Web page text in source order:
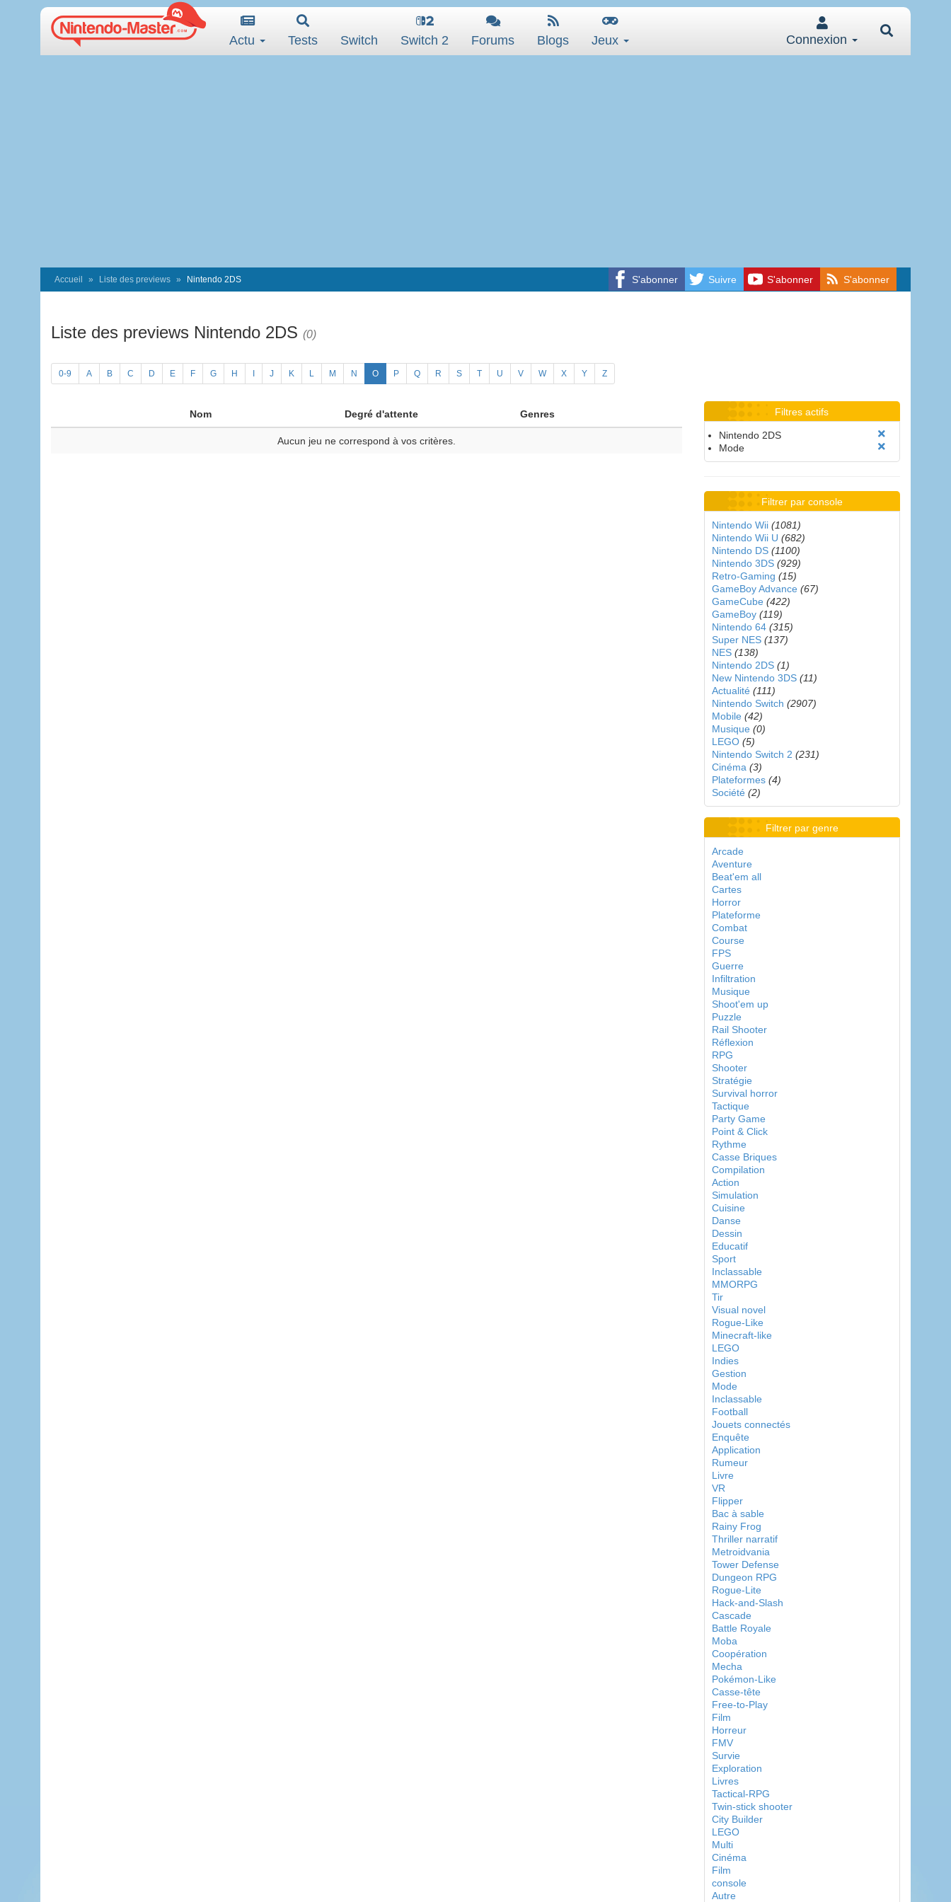
Actu Tests Switch Switch 2 Forums Blogs Jeux Connexion
S'abonner Suivre S'abonner S'abonner
Accueil Liste des previews Nintendo 2DS
Liste des previews Nintendo 2DS (0)
0-9 A B C D E F G H J K L M N O P Q R S T U V W X Y Z
Nom Degré d'attente Genres
Aucun jeu ne correspond à vos critères.
Filtres actifs
Nintendo 2DS
Mode
Filtrer par console
Nintendo Wii (1081)
Nintendo Wii U (682)
Nintendo DS (1100)
Nintendo 3DS (929)
Retro-Gaming (15)
GameBoy Advance (67)
GameCube (422)
GameBoy (119)
Nintendo 64 (315)
Super NES (137)
NES (138)
Nintendo 2DS (1)
New Nintendo 3DS (11)
Actualité (111)
Nintendo Switch (2907)
Mobile (42)
Musique (0)
LEGO (5)
Nintendo Switch 2 (231)
Cinéma (3)
Plateformes (4)
Société (2)
Filtrer par genre
Arcade
Aventure
Beat'em all
Cartes
Horror
Plateforme
Combat
Course
FPS
Guerre
Infiltration
Musique
Shoot'em up
Puzzle
Rail Shooter
Réflexion
RPG
Shooter
Stratégie
Survival horror
Tactique
Party Game
Point & Click
Rythme
Casse Briques
Compilation
Action
Simulation
Cuisine
Danse
Dessin
Educatif
Sport
Inclassable
MMORPG
Tir
Visual novel
Rogue-Like
Minecraft-like
LEGO
Indies
Gestion
Mode
Inclassable
Football
Jouets connectés
Enquête
Application
Rumeur
Livre
VR
Flipper
Bac à sable
Rainy Frog
Thriller narratif
Metroidvania
Tower Defense
Dungeon RPG
Rogue-Lite
Hack-and-Slash
Cascade
Battle Royale
Moba
Coopération
Mecha
Pokémon-Like
Casse-tête
Free-to-Play
Film
Horreur
FMV
Survie
Exploration
Livres
Tactical-RPG
Twin-stick shooter
City Builder
LEGO
Multi
Cinéma
Film
console
Autre